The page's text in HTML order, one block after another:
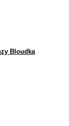
Bloudka